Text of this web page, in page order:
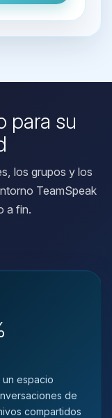
para su
los grupos y los
TeamSpeak
a fin.
espacio
de
compartidos